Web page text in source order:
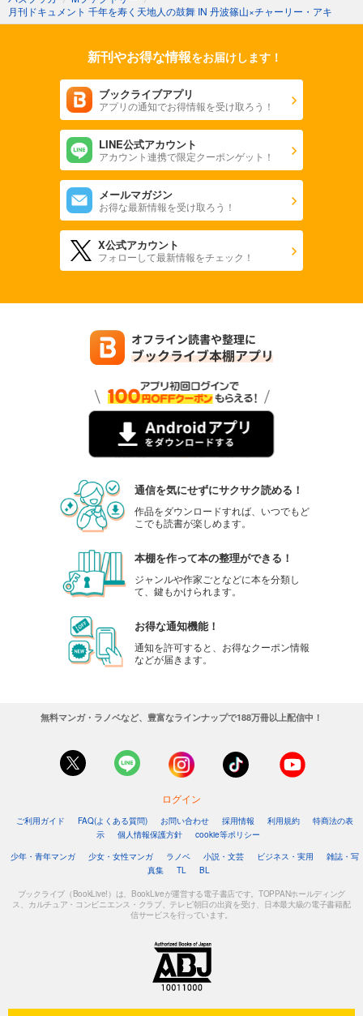
月刊ドキュメント 千年を寿く天地人の鼓舞 IN 丹波篠山×チャーリー・アキ
新刊やお得な情報をお届けします！
ブックライブアプリ
アプリの通知でお得情報を受け取ろう！
LINE公式アカウント
アカウント連携で限定クーポンゲット！
メールマガジン
お得な最新情報を受け取ろう！
X公式アカウント
フォローして最新情報をチェック！
通信を気にせずにサクサク読める！
作品をダウンロードすれば、いつでもど
こでも読書が楽しめます。
本棚を作って本の整理ができる！
ジャンルや作家ごとなどに本を分類し
て、鍵もかけられます。
お得な通知機能！
通知を許可すると、お得なクーポン情報
などが届きます。
無料マンガ・ラノベなど、豊富なラインナップで188万冊以上配信中！
ログイン
ご利用ガイド FAQ(よくある質問) お問い合わせ 採用情報 利用規約
特商法の表
示
個人情報保護方針
cookie等ポリシー
少年・青年マンガ
少女・女性マンガ ラノベ 小説・文芸 ビジネス・実用
雑誌・写
真集
TL BL
ブックライブ（BookLive!）は、BookLiveが運営する電子書店です。TOPPANホールディング
ス、カルチュア・コンビニエンス・クラブ、テレビ朝日の出資を受け、日本最大級の電子書籍配
信サービスを行っています。